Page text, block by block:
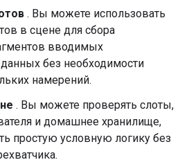
. Вы можете использовать
в сцене для сбора
вводимых
без необходимости
намерений.
. Вы можете проверять слоты,
и домашнее хранилище,
простую условную логику без